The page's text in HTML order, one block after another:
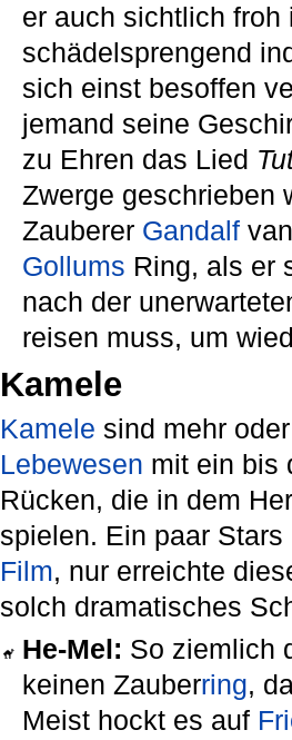
er auch sichtlich froh
schädelsprengend
sich einst besoffen
jemand seine
zu Ehren das Lied
Zwerge geschrieben
Zauberer Gandalf
Gollums Ring, als er
nach der
reisen muss, um
Kamele
Kamele sind mehr
Lebewesen mit ein bis
Rücken, die in dem
spielen. Ein paar
Film, nur erreichte
solch dramatisches
He-Mel: So ziemlich
keinen Zauberring,
Meist hockt es auf